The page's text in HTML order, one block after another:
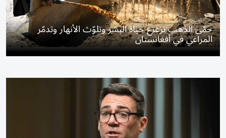
حمّى الذهب تزعزع حياة البشر وتلوّث الأنهار وتدمّر
المراعي في أفغانستان